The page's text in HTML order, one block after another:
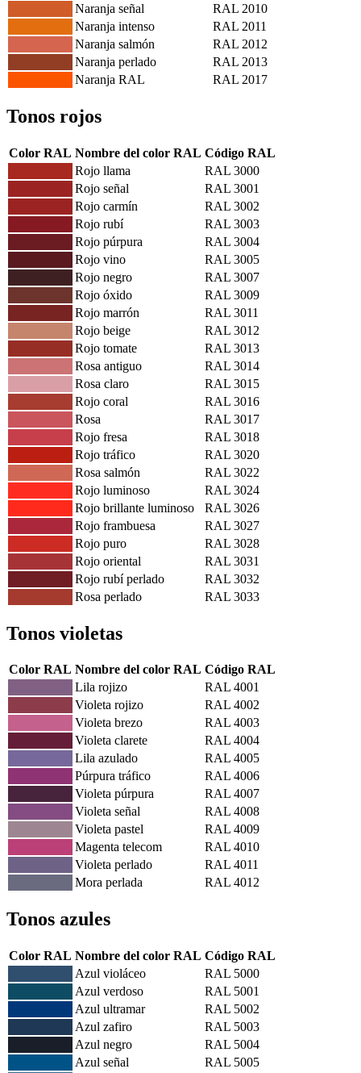
Naranja señal
RAL 2010
Naranja intenso
RAL 2011
Naranja salmón
RAL 2012
Naranja perlado
RAL 2013
Naranja RAL
RAL 2017
Tonos rojos
Color RAL Nombre del color RAL Código RAL
Rojo llama
RAL 3000
Rojo señal
RAL 3001
Rojo carmín
RAL 3002
Rojo rubí
RAL 3003
Rojo púrpura
RAL 3004
Rojo vino
RAL 3005
Rojo negro
RAL 3007
Rojo óxido
RAL 3009
Rojo marrón
RAL 3011
Rojo beige
RAL 3012
Rojo tomate
RAL 3013
Rosa antiguo
RAL 3014
Rosa claro
RAL 3015
Rojo coral
RAL 3016
Rosa
RAL 3017
Rojo fresa
RAL 3018
Rojo tráfico
RAL 3020
Rosa salmón
RAL 3022
Rojo luminoso
RAL 3024
Rojo brillante luminoso
RAL 3026
Rojo frambuesa
RAL 3027
Rojo puro
RAL 3028
Rojo oriental
RAL 3031
Rojo rubí perlado
RAL 3032
Rosa perlado
RAL 3033
Tonos violetas
Color RAL Nombre del color RAL Código RAL
Lila rojizo
RAL 4001
Violeta rojizo
RAL 4002
Violeta brezo
RAL 4003
Violeta clarete
RAL 4004
Lila azulado
RAL 4005
Púrpura tráfico
RAL 4006
Violeta púrpura
RAL 4007
Violeta señal
RAL 4008
Violeta pastel
RAL 4009
Magenta telecom
RAL 4010
Violeta perlado
RAL 4011
Mora perlada
RAL 4012
Tonos azules
Color RAL Nombre del color RAL Código RAL
Azul violáceo
RAL 5000
Azul verdoso
RAL 5001
Azul ultramar
RAL 5002
Azul zafiro
RAL 5003
Azul negro
RAL 5004
Azul señal
RAL 5005